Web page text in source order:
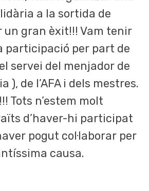
a la sortida de
un gran èxit!!! Vam tenir
participació per part de
servei del menjador de
), de l’AFA i dels mestres.
Tots n’estem molt
d’haver-hi participat
pogut col·laborar per
causa.